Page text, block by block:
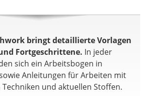
bringt detaillierte Vorlagen
Fortgeschrittene. In jeder
sich ein Arbeitsbogen in
Anleitungen für Arbeiten mit
und aktuellen Stoffen.